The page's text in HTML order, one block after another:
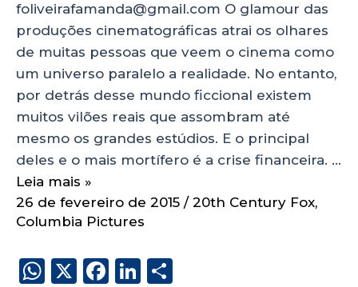
foliveirafamanda@gmail.com O glamour das
produções cinematográficas atrai os olhares
de muitas pessoas que veem o cinema como
um universo paralelo a realidade. No entanto,
por detrás desse mundo ficcional existem
muitos vilões reais que assombram até
mesmo os grandes estúdios. E o principal
deles e o mais mortífero é a crise financeira. …
Leia mais »
26 de fevereiro de 2015 / 20th Century Fox,
Columbia Pictures
W X
F
Li